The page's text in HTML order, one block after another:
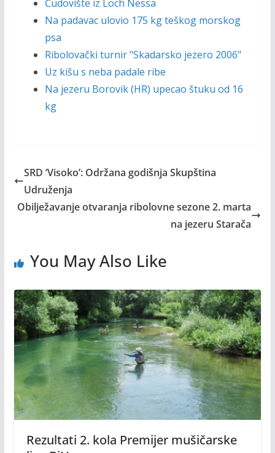
Čudovište iz Loch Nessa
Na padavac ulovio 175 kg teškog morskog
psa
Ribolovački turnir "Skadarsko jezero 2006"
Uz kišu s neba padale ribe
Na jezeru Borovik (HR) upecao štuku od 16
kg
SRD ‘Visoko’: Održana godišnja Skupština
Udruženja
Obilježavanje otvaranja ribolovne sezone 2. marta
na jezeru Starača
You May Also Like
Rezultati 2. kola Premijer mušičarske